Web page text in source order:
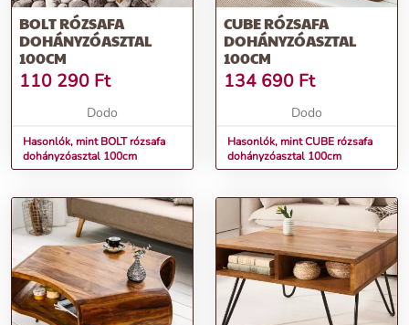
BOLT RÓZSAFA
DOHÁNYZÓASZTAL
100CM
110 290 Ft
Dodo
Hasonlók, mint BOLT rózsafa
dohányzóasztal 100cm
CUBE RÓZSAFA
DOHÁNYZÓASZTAL
100CM
134 690 Ft
Dodo
Hasonlók, mint CUBE rózsafa
dohányzóasztal 100cm